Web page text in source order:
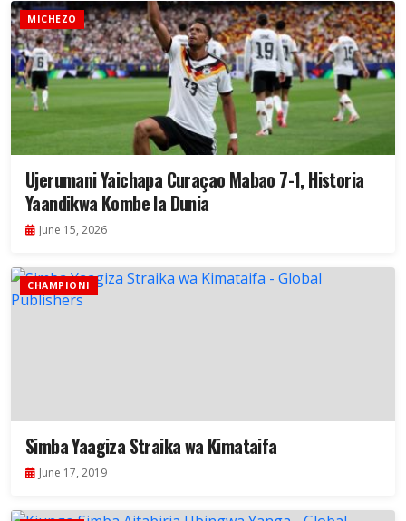
MICHEZO
Ujerumani Yaichapa Curaçao Mabao 7-1, Historia
Yaandikwa Kombe la Dunia
June 15, 2026
CHAMPIONI
Simba Yaagiza Straika wa Kimataifa
June 17, 2019